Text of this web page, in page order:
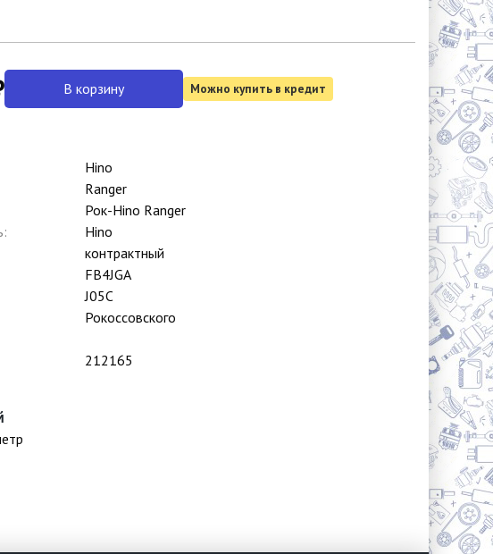
В корзину Можно купить в кредит
Hino
Ranger
Рок-Hino Ranger
Hino
контрактный
FB4JGA
J05C
Рокоссовского
212165